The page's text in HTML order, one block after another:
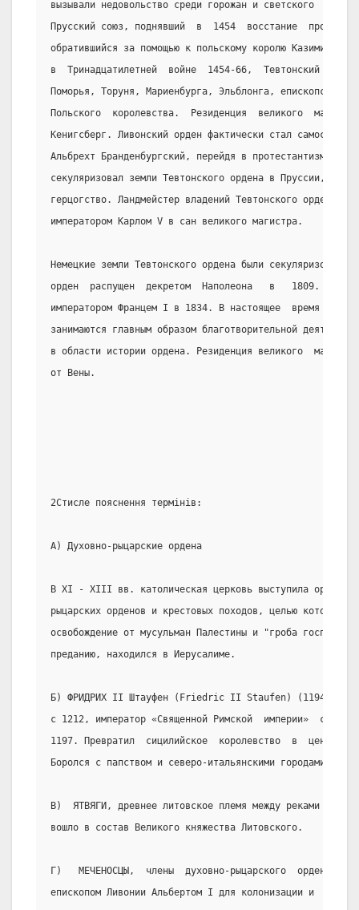
вызывали недовольство среди горожан и светского
Прусский союз, поднявший  в  1454  восстание  против
обратившийся за помощью к польскому королю Казимиру
в  Тринадцатилетней  войне  1454-66,  Тевтонский
Поморья, Торуня, Мариенбурга, Эльблонга, епископства
Польского  королевства.  Резиденция  великого
Кенигсберг. Ливонский орден фактически стал
Альбрехт Бранденбургский, перейдя в протестантизм, по
секуляризовал земли Тевтонского ордена в Пруссии,
герцогство. Ландмейстер владений Тевтонского ордена в
императором Карлом V в сан великого магистра.
Немецкие земли Тевтонского ордена были
орден  распущен  декретом  Наполеона   в   1809.
императором Францем I в 1834. В настоящее  время
занимаются главным образом благотворительной
в области истории ордена. Резиденция великого
от Вены.
2Стисле пояснення термінів:
А) Духовно-рыцарские ордена
В XI - XIII вв. католическая церковь выступила
рыцарских орденов и крестовых походов, целью которых
освобождение от мусульман Палестины и "гроба
преданию, находился в Иерусалиме.
Б) ФРИДРИХ II Штауфен (Friedric II Staufen) (1194-
с 1212, император «Священной Римской  империи»  с
1197. Превратил  сицилийское  королевство  в
Боролся с папством и северо-итальянскими городами.
В)  ЯТВЯГИ, древнее литовское племя между реками
вошло в состав Великого княжества Литовского.
Г)   МЕЧЕНОСЦЫ,  члены  духовно-рыцарского  ордена,
епископом Ливонии Альбертом I для колонизации и